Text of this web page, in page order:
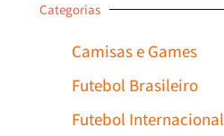
Categorias
Camisas e Games
Futebol Brasileiro
Futebol Internacional